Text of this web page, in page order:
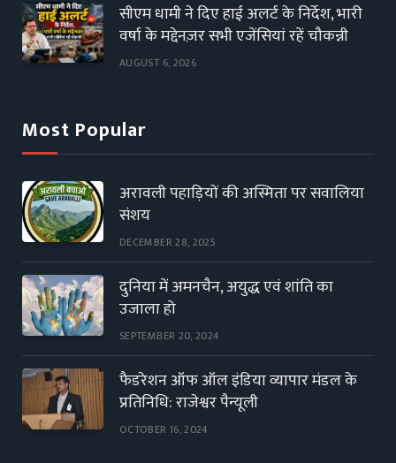
सीएम धामी ने दिए हाई अलर्ट के निर्देश, भारी
वर्षा के मद्देनज़र सभी एजेंसियां रहें चौकन्नी
AUGUST 6, 2026
Most Popular
अरावली पहाड़ियों की अस्मिता पर सवालिया
संशय
DECEMBER 28, 2025
दुनिया में अमनचैन, अयुद्ध एवं शांति का
उजाला हो
SEPTEMBER 20, 2024
फैडरेशन ऑफ ऑल इंडिया व्यापार मंडल के
प्रतिनिधि: राजेश्वर पैन्यूली
OCTOBER 16, 2024